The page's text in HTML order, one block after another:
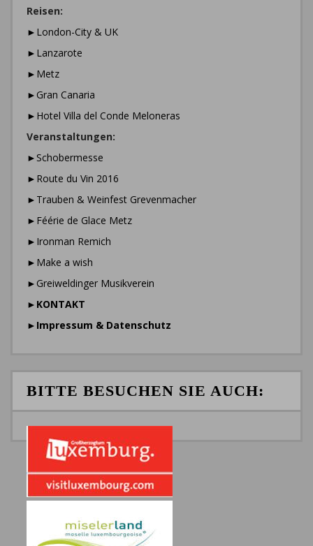
Reisen:
►London-City & UK
►Lanzarote
►Metz
►Gran Canaria
►Hotel Villa del Conde Meloneras
Veranstaltungen:
►Schobermesse
►Route du Vin 2016
►Trauben & Weinfest Grevenmacher
►Féérie de Glace Metz
►Ironman Remich
►Make a wish
►Greiweldinger Musikverein
► KONTAKT
► Impressum & Datenschutz
BITTE BESUCHEN SIE AUCH: